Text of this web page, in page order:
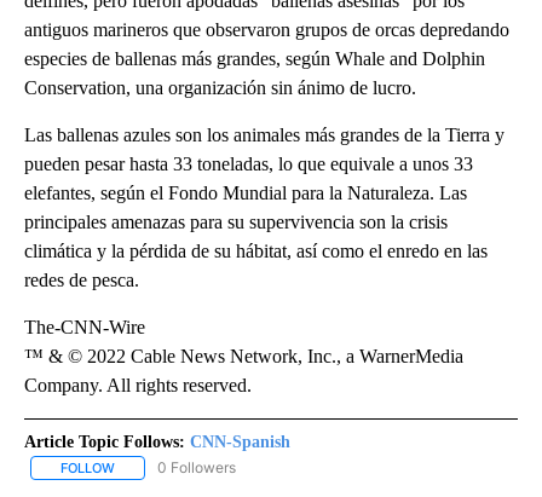
antiguos marineros que observaron grupos de orcas depredando
especies de ballenas más grandes, según Whale and Dolphin
Conservation, una organización sin ánimo de lucro.
Las ballenas azules son los animales más grandes de la Tierra y
pueden pesar hasta 33 toneladas, lo que equivale a unos 33
elefantes, según el Fondo Mundial para la Naturaleza. Las
principales amenazas para su supervivencia son la crisis
climática y la pérdida de su hábitat, así como el enredo en las
redes de pesca.
The-CNN-Wire
™ & © 2022 Cable News Network, Inc., a WarnerMedia
Company. All rights reserved.
Article Topic Follows: CNN-Spanish
FOLLOW FOLLOW "CNN-SPANISH" TO RECEIVE NOTIFICATIONS ABOUT
0 Followers